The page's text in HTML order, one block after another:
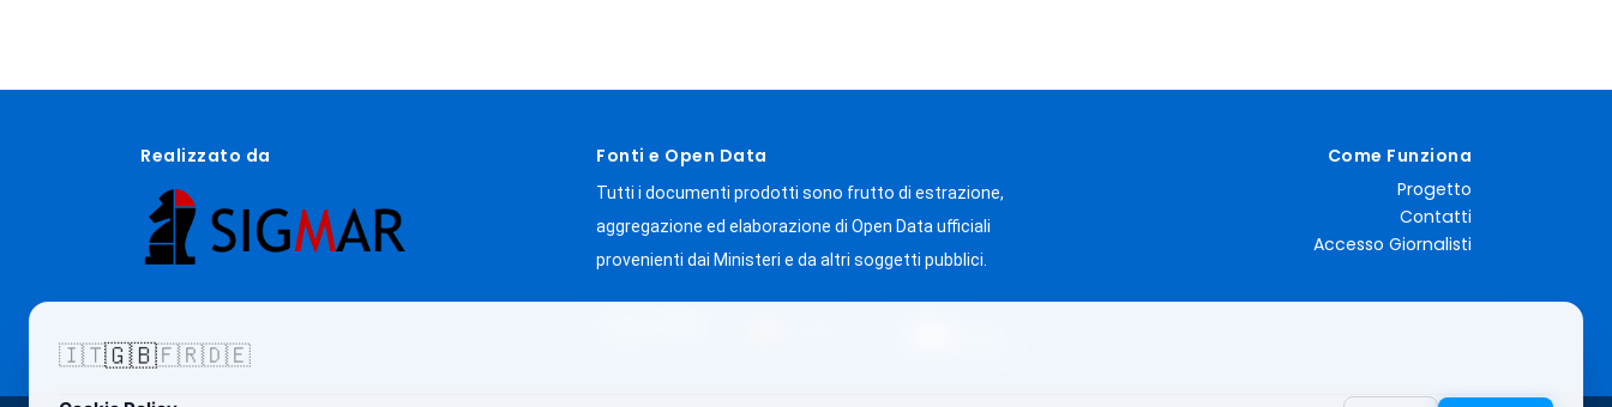
Realizzato da Fonti e Open Data
Tutti i documenti prodotti sono frutto di estrazione,
aggregazione ed elaborazione di Open Data ufficiali
provenienti dai Ministeri e da altri soggetti pubblici.
Come Funziona
Progetto
Contatti
Accesso Giornalisti
🇮🇹🇬🇧🇫🇷🇩🇪